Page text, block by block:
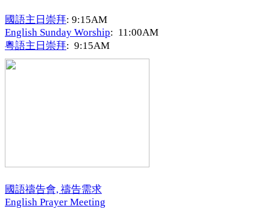
國語主日崇拜: 9:15AM
English Sunday Worship: 11:00AM
粵語主日崇拜: 9:15AM
國語禱告會, 禱告需求
English Prayer Meeting